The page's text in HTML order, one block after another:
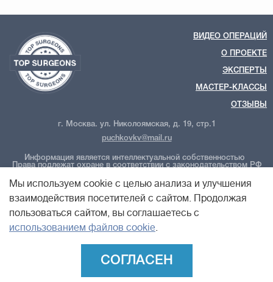
ВИДЕО ОПЕРАЦИЙ
О ПРОЕКТЕ
ЭКСПЕРТЫ
МАСТЕР-КЛАССЫ
ОТЗЫВЫ
г. Москва. ул. Николоямская, д. 19, стр.1
puchkovkv@mail.ru
Информация является интеллектуальной собственностью
Права подлежат охране в соответствии с законодательством РФ
Политика обработки персональных данных
Политика конфиденциальности
Пользовательское соглашение
Мы используем cookie с целью анализа и улучшения
взаимодействия посетителей с сайтом. Продолжая
пользоваться сайтом, вы соглашаетесь с
использованием файлов cookie.
СОГЛАСЕН